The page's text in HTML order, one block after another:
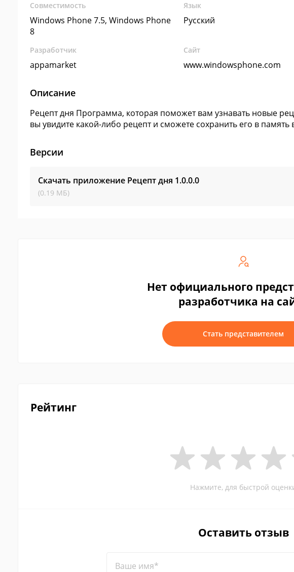
Совместимость
Windows Phone 7.5, Windows Phone
8
Язык
Русский
Разработчик
appamarket
Сайт
www.windowsphone.com
Описание
Рецепт дня Программа, которая поможет вам узнавать новые
вы увидите какой-либо рецепт и сможете сохранить его в память
Версии
Скачать приложение Рецепт дня 1.0.0.0
(0.19 МБ)
Нет официального
разработчика на
Стать представителем
Рейтинг
Нажмите, для быстрой
Оставить отзыв
Ваше имя*